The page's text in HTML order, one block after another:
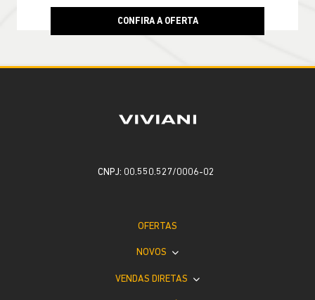
CONFIRA A OFERTA
CNPJ: 00.550.527/0006-02
OFERTAS
NOVOS
VENDAS DIRETAS